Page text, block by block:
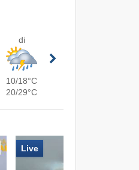
di
10/18°C
20/29°C
Live